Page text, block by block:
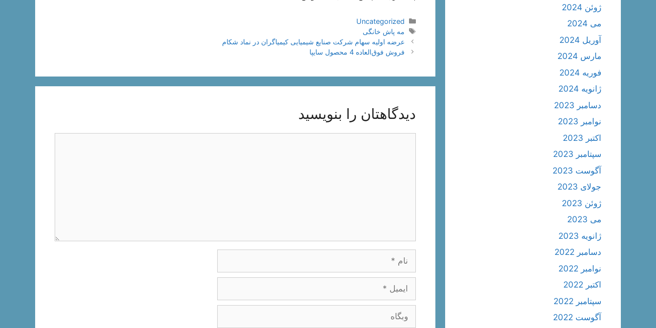
دسته‌ها
Uncategorized
برچسب‌ها
مه پاش خانگی
ناوبری
نوشته‌ها
عرضه اولیه سهام شرکت صنایع شیمیایی کیمیاگران در نماد شکام
فروش فوق‌العاده 4 محصول سایپا
دیدگاهتان را بنویسید
وبگاه
ژوئن 2024
می 2024
آوریل 2024
مارس 2024
فوریه 2024
ژانویه 2024
دسامبر 2023
نوامبر 2023
اکتبر 2023
سپتامبر 2023
آگوست 2023
جولای 2023
ژوئن 2023
می 2023
ژانویه 2023
دسامبر 2022
نوامبر 2022
اکتبر 2022
سپتامبر 2022
آگوست 2022